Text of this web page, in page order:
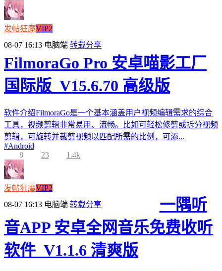
发帖狂魔VIP2
08-07 16:13 电脑端 转载分享
FilmoraGo Pro 安卓喵影工厂
国际版_V15.6.70 高级版
软件介绍FilmoraGo是一个基本涵盖用户视频编辑需求的综合
工具，视频剪辑非常易用、流畅。比如可轻松修剪或拆分视频
剪辑，可旋转并裁剪视频以匹配所需的比例，可添...
#Android
8
23 1.4k
发帖狂魔VIP2
08-07 16:13 电脑端 转载分享
一隅听
音APP 安卓全网音乐免费收听
软件_V1.1.6 清爽版